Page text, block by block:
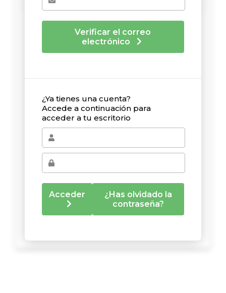
Verificar el correo
electrónico
¿Ya tienes una cuenta?
Accede a continuación para
acceder a tu escritorio
Acceder
¿Has olvidado la
contraseña?